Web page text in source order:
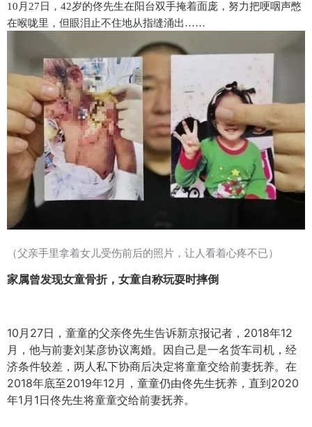
10月27日，42岁的佟先生在阳台双手掩着面庞，努力把哽咽声憋
在喉咙里，但眼泪止不住地从指缝涌出……
（父亲手里拿着女儿受伤前后的照片，让人看着心疼不已）
家属曾发现女童骨折，女童自称玩耍时摔倒
10月27日，童童的父亲佟先生告诉新京报记者，2018年12
月，他与前妻刘某彦协议离婚。因自己是一名货车司机，经
济条件较差，两人私下协商后决定将童童交给前妻抚养。在
2018年底至2019年12月，童童仍由佟先生抚养，直到2020
年1月1日佟先生将童童交给前妻抚养。